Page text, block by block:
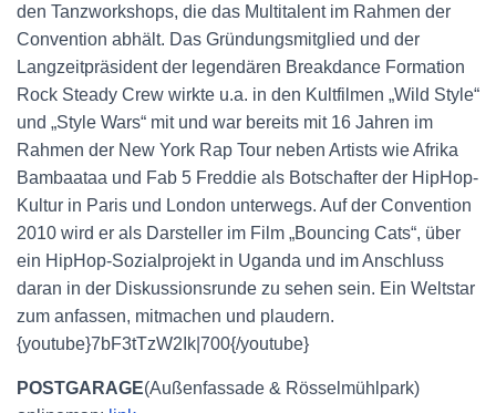
den Tanzworkshops, die das Multitalent im Rahmen der
Convention abhält. Das Gründungsmitglied und der
Langzeitpräsident der legendären Breakdance Formation
Rock Steady Crew wirkte u.a. in den Kultfilmen „Wild Style“
und „Style Wars“ mit und war bereits mit 16 Jahren im
Rahmen der New York Rap Tour neben Artists wie Afrika
Bambaataa und Fab 5 Freddie als Botschafter der HipHop-
Kultur in Paris und London unterwegs. Auf der Convention
2010 wird er als Darsteller im Film „Bouncing Cats“, über
ein HipHop-Sozialprojekt in Uganda und im Anschluss
daran in der Diskussionsrunde zu sehen sein. Ein Weltstar
zum anfassen, mitmachen und plaudern.
{youtube}7bF3tTzW2Ik|700{/youtube}
POSTGARAGE(Außenfassade & Rösselmühlpark)